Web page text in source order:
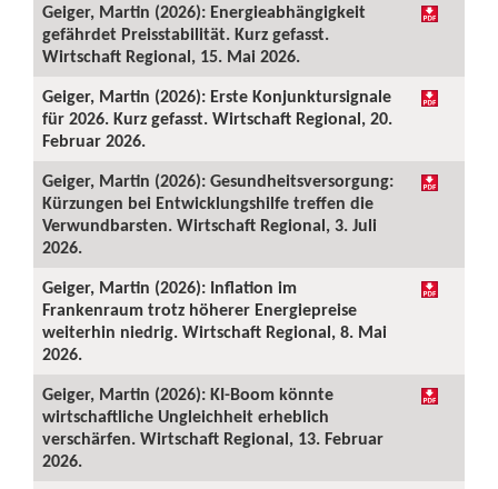
Geiger, Martin (2026): Energieabhängigkeit
gefährdet Preisstabilität. Kurz gefasst.
Wirtschaft Regional, 15. Mai 2026.
Geiger, Martin (2026): Erste Konjunktursignale
für 2026. Kurz gefasst. Wirtschaft Regional, 20.
Februar 2026.
Geiger, Martin (2026): Gesundheitsversorgung:
Kürzungen bei Entwicklungshilfe treffen die
Verwundbarsten. Wirtschaft Regional, 3. Juli
2026.
Geiger, Martin (2026): Inflation im
Frankenraum trotz höherer Energiepreise
weiterhin niedrig. Wirtschaft Regional, 8. Mai
2026.
Geiger, Martin (2026): KI-Boom könnte
wirtschaftliche Ungleichheit erheblich
verschärfen. Wirtschaft Regional, 13. Februar
2026.